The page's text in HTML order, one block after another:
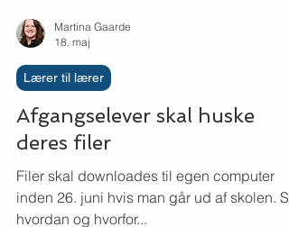
18. maj
Lærer til lærer
Afgangselever skal huske
deres filer